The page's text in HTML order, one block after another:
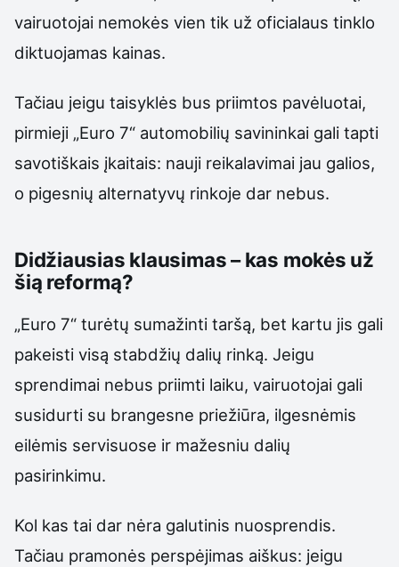
vairuotojai nemokės vien tik už oficialaus tinklo
diktuojamas kainas.
Tačiau jeigu taisyklės bus priimtos pavėluotai,
pirmieji „Euro 7“ automobilių savininkai gali tapti
savotiškais įkaitais: nauji reikalavimai jau galios,
o pigesnių alternatyvų rinkoje dar nebus.
Didžiausias klausimas – kas mokės už
šią reformą?
„Euro 7“ turėtų sumažinti taršą, bet kartu jis gali
pakeisti visą stabdžių dalių rinką. Jeigu
sprendimai nebus priimti laiku, vairuotojai gali
susidurti su brangesne priežiūra, ilgesnėmis
eilėmis servisuose ir mažesniu dalių
pasirinkimu.
Kol kas tai dar nėra galutinis nuosprendis.
Tačiau pramonės perspėjimas aiškus: jeigu